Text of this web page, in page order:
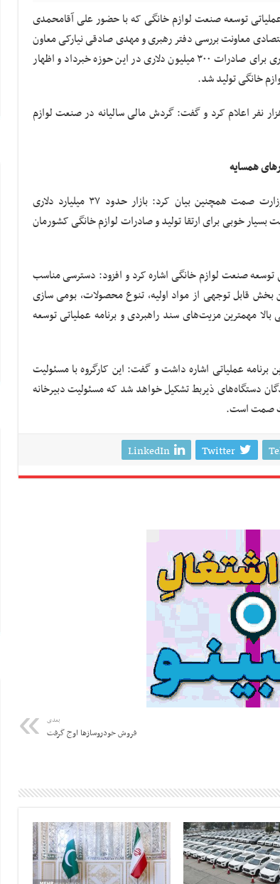
توسعه صنعت لوازم خانگی که با حضور علی آقامحمدی
معاونت بررسی دفتر رهبری و مهدی صادقی نیارکی معاون
امور صنایع وزارت صمت برگزار شد، از هدف گذاری برای صادرات ۳۰۰ میلیون دلاری در این حوزه خبرداد و اظهار
همچنین اشتغال مستقیم در این حوزه را ۳۰۰ هزار نفر اعلام کرد و گفت: گردش مالی سالیانه در صنعت لوازم
مدیرکل دفتر صنایع برق، فلزی و لوازم خانگی وزارت صمت همچنین بیان کرد: بازار حدود ۳۷ میلیارد دلاری
خوبی برای ارتقا تولید و صادرات لوازم خانگی کشورمان
توسعه صنعت لوازم خانگی اشاره کرد و افزود: دسترسی مناسب
بخش قابل توجهی از مواد اولیه، تنوع محصولات، بومی سازی
مهمترین مزیت‌های سند راهبردی و برنامه عملیاتی توسعه
برنامه عملیاتی اشاره داشت و گفت: این کارگروه با مسئولیت
دستگاه‌های ذیربط تشکیل خواهد شد که مسئولیت دبیرخانه
صمت است.
Twitter
LinkedIn
بعدی
فروش خودروسازها اوج گرفت